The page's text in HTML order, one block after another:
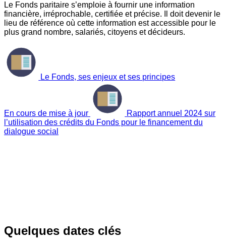
Le Fonds paritaire s’emploie à fournir une information
financière, irréprochable, certifiée et précise. Il doit devenir le
lieu de référence où cette information est accessible pour le
plus grand nombre, salariés, citoyens et décideurs.
Le Fonds, ses enjeux et ses principes
En cours de mise à jour
Rapport annuel 2024 sur
l’utilisation des crédits du Fonds pour le financement du
dialogue social
Quelques dates clés